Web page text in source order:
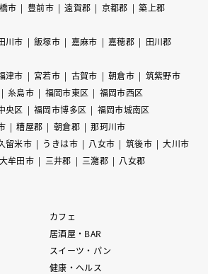
市 豊前市 遠賀郡 京都郡
築上郡
川市 飯塚市 嘉麻市 嘉穂郡
田川郡
津市 宮若市 古賀市 朝倉市
筑紫野市
糸島市 福岡市東区
福岡市西区
央区 福岡市博多区
福岡市城南区
糟屋郡 朝倉郡
那珂川市
留米市 うきは市 八女市 筑後市
大川市
大牟田市 三井郡 三潴郡 八女郡
カフェ
居酒屋・BAR
スイーツ・パン
健康・ヘルス